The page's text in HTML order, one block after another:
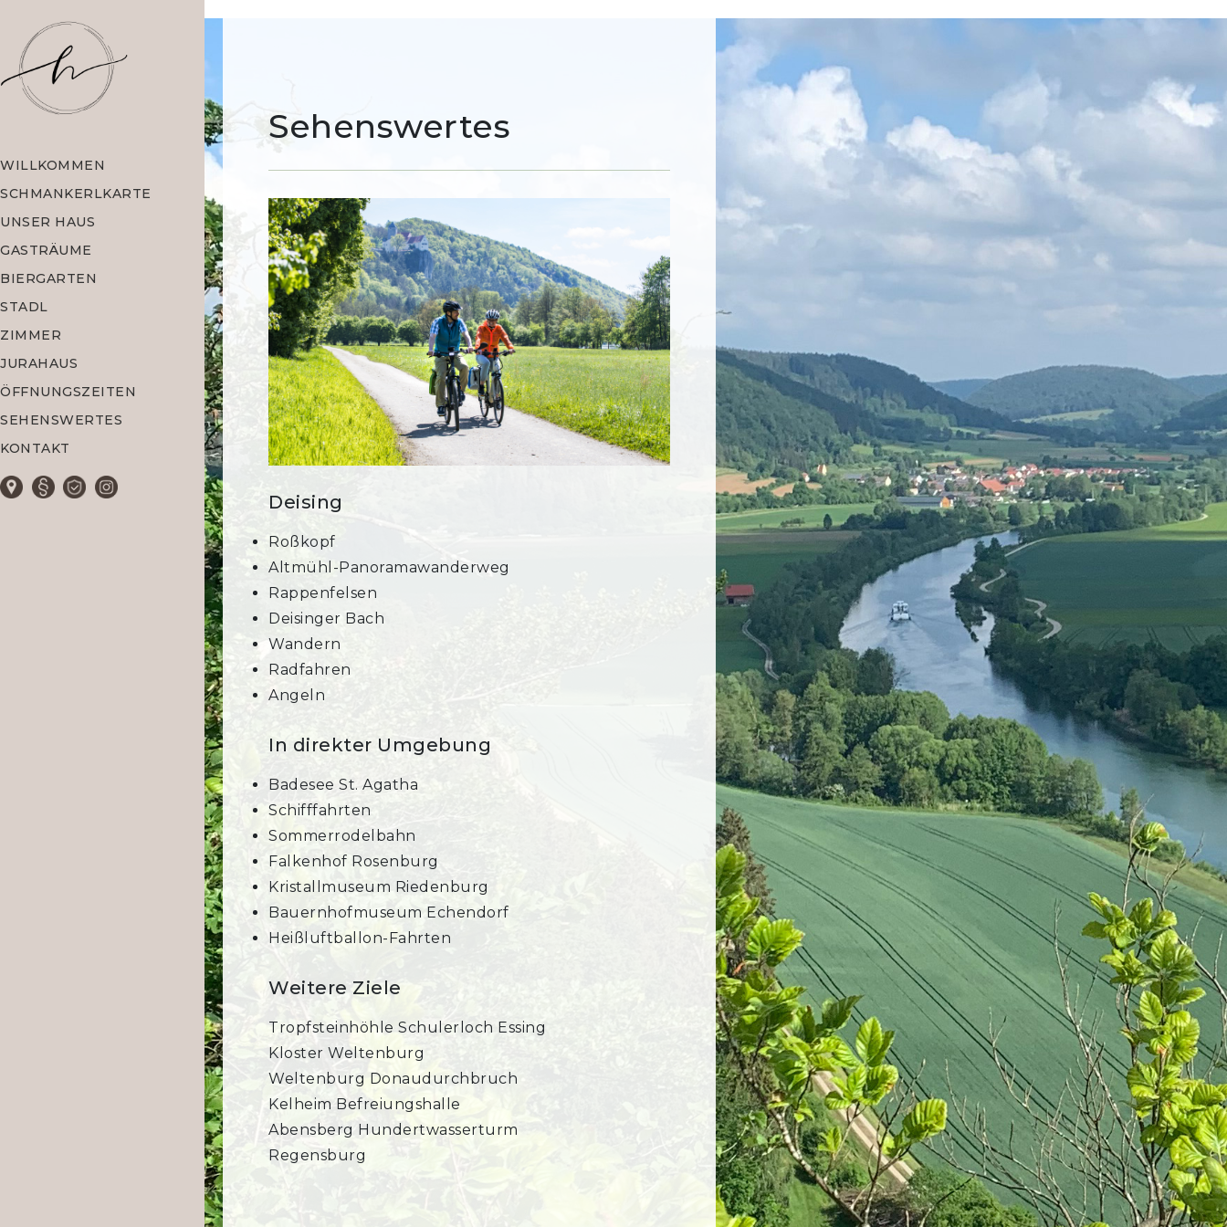
WILLKOMMEN
SCHMANKERLKARTE
UNSER HAUS
GASTRÄUME
BIERGARTEN
STADL
ZIMMER
JURAHAUS
ÖFFNUNGSZEITEN
SEHENSWERTES
KONTAKT
Sehenswertes
Deising
Roßkopf
Altmühl-Panoramawanderweg
Rappenfelsen
Deisinger Bach
Wandern
Radfahren
Angeln
In direkter Umgebung
Badesee St. Agatha
Schifffahrten
Sommerrodelbahn
Falkenhof Rosenburg
Kristallmuseum Riedenburg
Bauernhofmuseum Echendorf
Heißluftballon-Fahrten
Weitere Ziele
Tropfsteinhöhle Schulerloch Essing
Kloster Weltenburg
Weltenburg Donaudurchbruch
Kelheim Befreiungshalle
Abensberg Hundertwasserturm
Regensburg